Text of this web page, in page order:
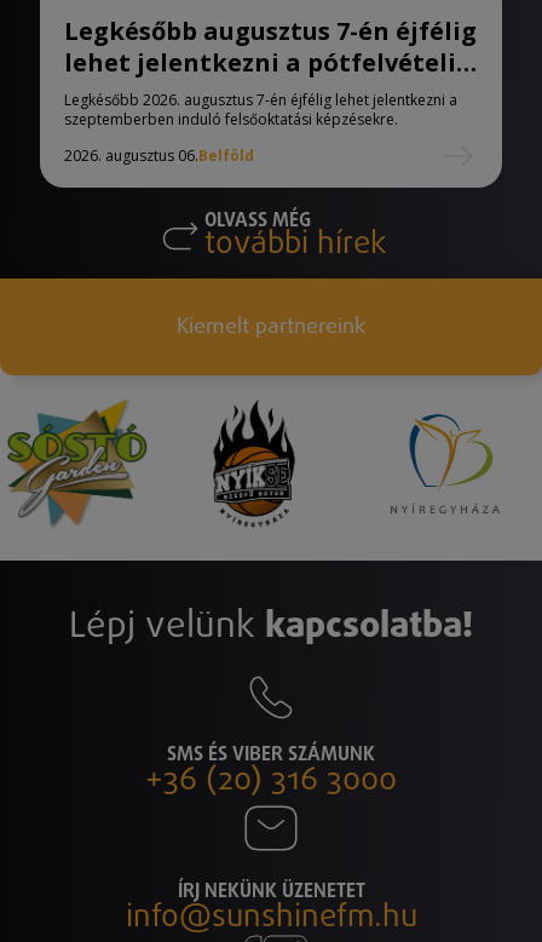
Legkésőbb augusztus 7-én éjfélig
lehet jelentkezni a pótfelvételi
eljárásban
Legkésőbb 2026. augusztus 7-én éjfélig lehet jelentkezni a
szeptemberben induló felsőoktatási képzésekre.
2026. augusztus 06.Belföld
OLVASS MÉG
további hírek
Kiemelt partnereink
Lépj velünk kapcsolatba!
SMS ÉS VIBER SZÁMUNK
+36 (20) 316 3000
ÍRJ NEKÜNK ÜZENETET
info@sunshinefm.hu